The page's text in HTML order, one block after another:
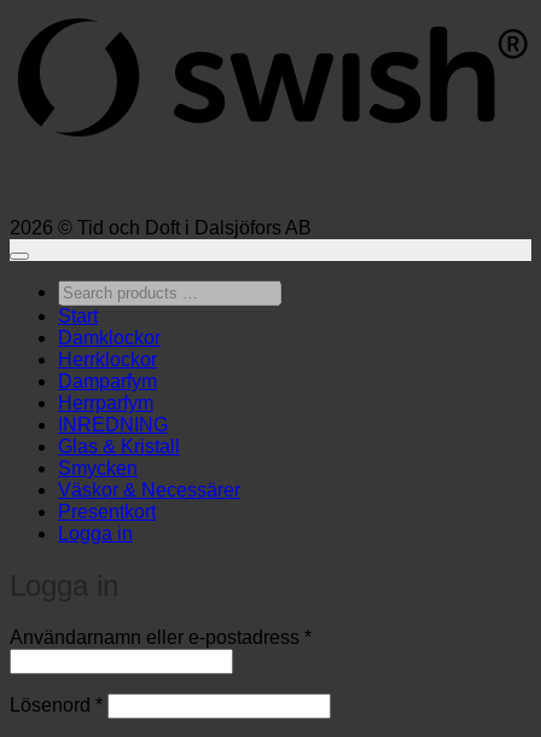
2026 © Tid och Doft i Dalsjöfors AB
Search
products
…
Start
Damklockor
Herrklockor
Damparfym
Herrparfym
INREDNING
Glas & Kristall
Smycken
Väskor & Necessärer
Presentkort
Logga in
Användarnamn eller e-postadress *Obligatoriskt
Lösenord *Obligatoriskt